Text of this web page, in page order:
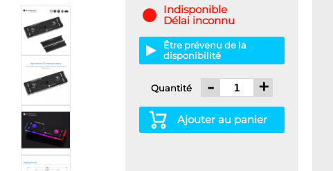
Indisponible
Délai inconnu
Être prévenu de la
disponibilité
Quantité - +
Ajouter au panier